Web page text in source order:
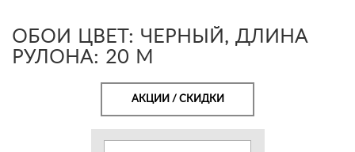
ОБОИ ЦВЕТ: ЧЕРНЫЙ, ДЛИНА
РУЛОНА: 20 М
АКЦИИ / СКИДКИ